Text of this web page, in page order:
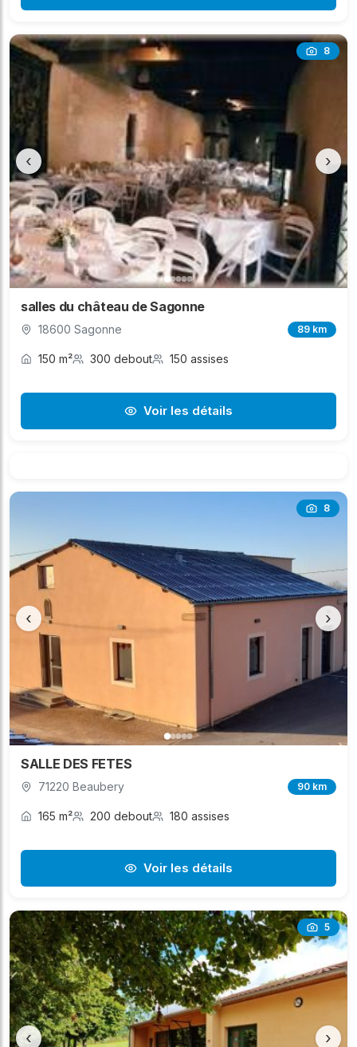
8
‹ ›
salles du château de Sagonne
18600 Sagonne 89 km
150 m² 300 debout 150 assises
Voir les détails
8
‹ ›
SALLE DES FETES
71220 Beaubery 90 km
165 m² 200 debout 180 assises
Voir les détails
5
‹ ›